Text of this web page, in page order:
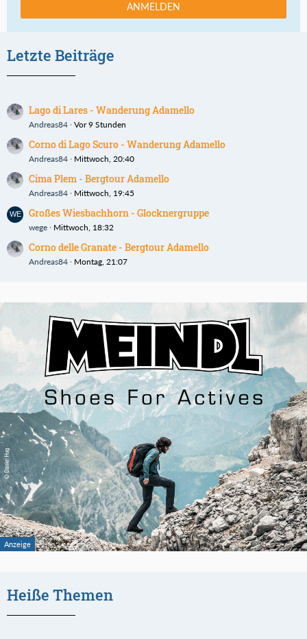
ANMELDEN
Letzte Beiträge
Lago di Lares - Wanderung Adamello
Andreas84 Vor 9 Stunden
Corno di Lago Scuro - Wanderung Adamello
Andreas84 Mittwoch, 20:40
Cima Plem - Bergtour Adamello
Andreas84 Mittwoch, 19:45
Großes Wiesbachhorn - Glocknergruppe
wege Mittwoch, 18:32
Corno delle Granate - Bergtour Adamello
Andreas84 Montag, 21:07
Heiße Themen